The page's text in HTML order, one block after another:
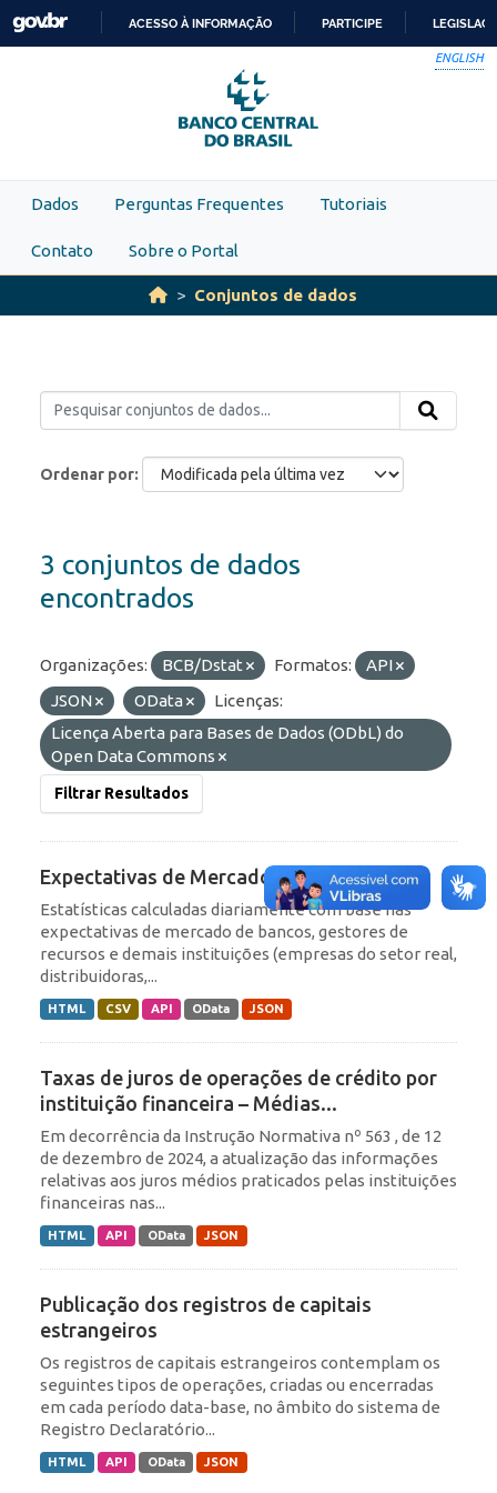
Skip to main content
PARA
O
CONTEÚDO
ACESSO À INFORMAÇÃO PARTICIPE
ENGLISH
Dados Perguntas Frequentes Tutoriais
Contato Sobre o Portal
Conjuntos de dados
Ordenar por
3 conjuntos de dados
encontrados
Organizações: BCB/Dstat Formatos:
API
JSON
OData
Licenças:
Licença Aberta para Bases de Dados (ODbL) do
Open Data Commons
Filtrar Resultados
Expectativas de Mercado
Estatísticas calculadas diariamente com base nas
expectativas de mercado de bancos, gestores de
recursos e demais instituições (empresas do setor real,
distribuidoras,...
HTML CSV API OData JSON
Taxas de juros de operações de crédito por
instituição financeira – Médias...
Em decorrência da Instrução Normativa nº 563 , de 12
de dezembro de 2024, a atualização das informações
relativas aos juros médios praticados pelas instituições
financeiras nas...
HTML API OData JSON
Publicação dos registros de capitais
estrangeiros
Os registros de capitais estrangeiros contemplam os
seguintes tipos de operações, criadas ou encerradas
em cada período data-base, no âmbito do sistema de
Registro Declaratório...
HTML API OData JSON